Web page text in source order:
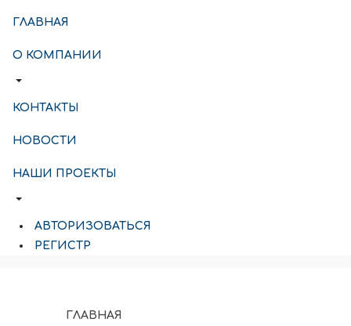
ГЛАВНАЯ
О КОМПАНИИ
КОНТАКТЫ
НОВОСТИ
НАШИ ПРОЕКТЫ
АВТОРИЗОВАТЬСЯ
РЕГИСТР
ГЛАВНАЯ